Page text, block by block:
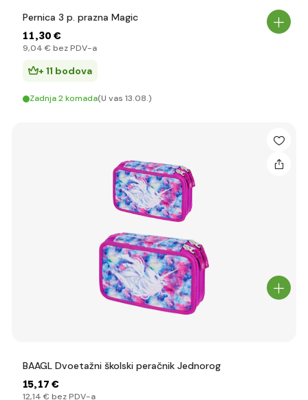
Pernica 3 p. prazna Magic
11,30 €
9,04 € bez PDV-a
+ 11 bodova
Zadnja 2 komada(U vas 13.08.)
BAAGL Dvoetažni školski peračnik Jednorog
15,17 €
12,14 € bez PDV-a